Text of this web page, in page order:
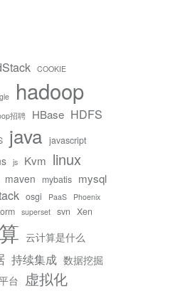
COOKIE
hadoop
招聘 HBase HDFS
java javascript
js Kvm linux
maven mybatis mysql
osgi PaaS
Phoenix
superset svn Xen
云计算是什么
持续集成 数据挖掘
台 虚拟化